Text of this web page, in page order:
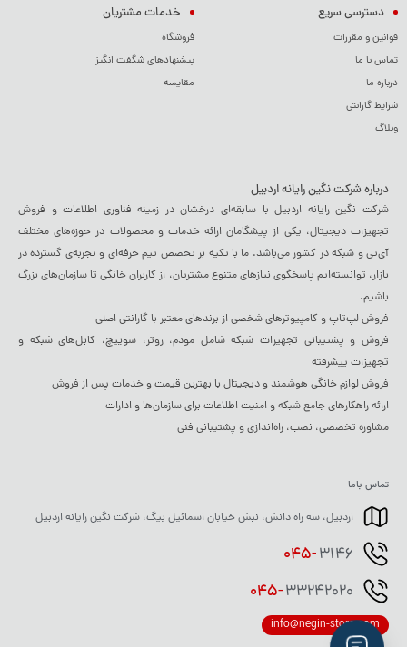
دسترسی سریع
قوانین و مقررات
تماس با ما
درباره ما
شرایط گارانتی
وبلاگ
خدمات مشتریان
فروشگاه
پیشنهادهای شگفت انگیز
مقایسه
درباره شرکت نگین رایانه اردبیل
شرکت نگین رایانه اردبیل با سابقه‌ای درخشان در زمینه فناوری اطلاعات و فروش
تجهیزات دیجیتال، یکی از پیشگامان ارائه خدمات و محصولات در حوزه‌های مختلف
آی‌تی و شبکه در کشور می‌باشد. ما با تکیه بر تخصص تیم حرفه‌ای و تجربه‌ی گسترده در
بازار، توانسته‌ایم پاسخگوی نیازهای متنوع مشتریان، از کاربران خانگی تا سازمان‌های بزرگ
باشیم.
فروش لپ‌تاپ و کامپیوترهای شخصی از برندهای معتبر با گارانتی اصلی
فروش و پشتیبانی تجهیزات شبکه شامل مودم، روتر، سوییچ، کابل‌های شبکه و
تجهیزات پیشرفته
فروش لوازم خانگی هوشمند و دیجیتال با بهترین قیمت و خدمات پس از فروش
ارائه راهکارهای جامع شبکه و امنیت اطلاعات برای سازمان‌ها و ادارات
مشاوره تخصصی، نصب، راه‌اندازی و پشتیبانی فنی
تماس باما
اردبیل، سه راه دانش، نبش خیابان اسمائیل بیگ، شرکت نگین رایانه اردبیل
045-3146
045-33242020
info@negin-store.com